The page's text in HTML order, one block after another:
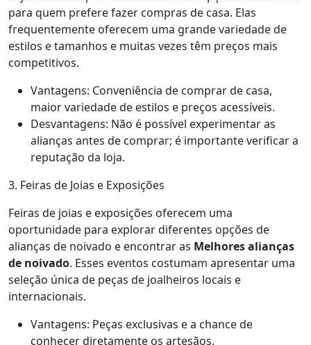
para quem prefere fazer compras de casa. Elas
frequentemente oferecem uma grande variedade de
estilos e tamanhos e muitas vezes têm preços mais
competitivos.
Vantagens: Conveniência de comprar de casa,
maior variedade de estilos e preços acessíveis.
Desvantagens: Não é possível experimentar as
alianças antes de comprar; é importante verificar a
reputação da loja.
3. Feiras de Joias e Exposições
Feiras de joias e exposições oferecem uma
oportunidade para explorar diferentes opções de
alianças de noivado e encontrar as Melhores alianças
de noivado. Esses eventos costumam apresentar uma
seleção única de peças de joalheiros locais e
internacionais.
Vantagens: Peças exclusivas e a chance de
conhecer diretamente os artesãos.